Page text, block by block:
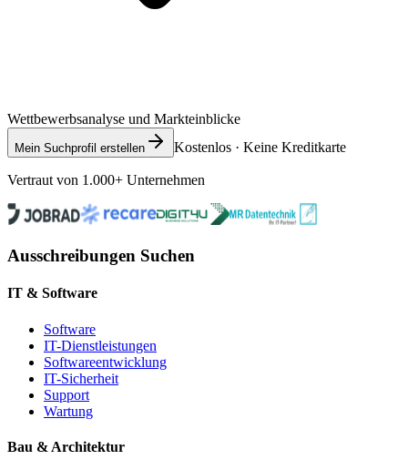
Wettbewerbsanalyse und Markteinblicke
Mein Suchprofil erstellen Kostenlos · Keine Kreditkarte
Vertraut von 1.000+ Unternehmen
Ausschreibungen Suchen
IT & Software
Software
IT-Dienstleistungen
Softwareentwicklung
IT-Sicherheit
Support
Wartung
Bau & Architektur